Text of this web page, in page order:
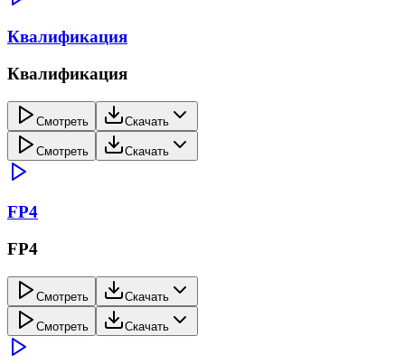
Квалификация
Квалификация
Смотреть Скачать
Смотреть Скачать
FP4
FP4
Смотреть Скачать
Смотреть Скачать